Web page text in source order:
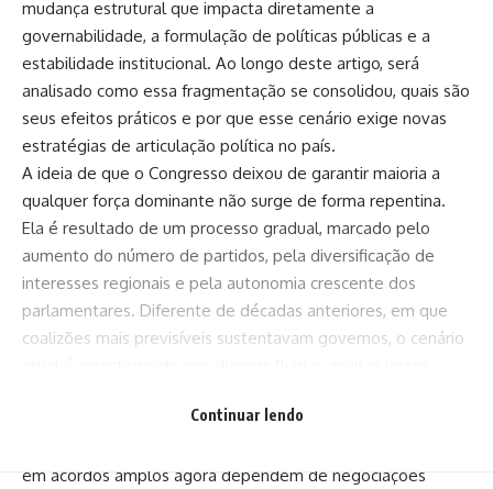
mudança estrutural que impacta diretamente a
governabilidade, a formulação de políticas públicas e a
estabilidade institucional. Ao longo deste artigo, será
analisado como essa fragmentação se consolidou, quais são
seus efeitos práticos e por que esse cenário exige novas
estratégias de articulação política no país.
A ideia de que o Congresso deixou de garantir maioria a
qualquer força dominante não surge de forma repentina.
Ela é resultado de um processo gradual, marcado pelo
aumento do número de partidos, pela diversificação de
interesses regionais e pela autonomia crescente dos
parlamentares. Diferente de décadas anteriores, em que
coalizões mais previsíveis sustentavam governos, o cenário
Essa nova dinâmica política torna o processo decisório mais
em acordos amplos agora dependem de negociações
Continuar lendo